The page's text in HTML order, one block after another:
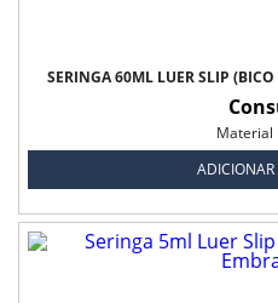
SERINGA 60ML LUER SLIP
Material